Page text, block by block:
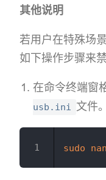
其他说明
若用户在特殊场
如下操作步骤来
在命令终端窗
usb.ini 文件。
sudo